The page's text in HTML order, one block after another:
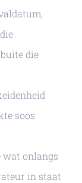
die
soos
wat onlangs
in staat